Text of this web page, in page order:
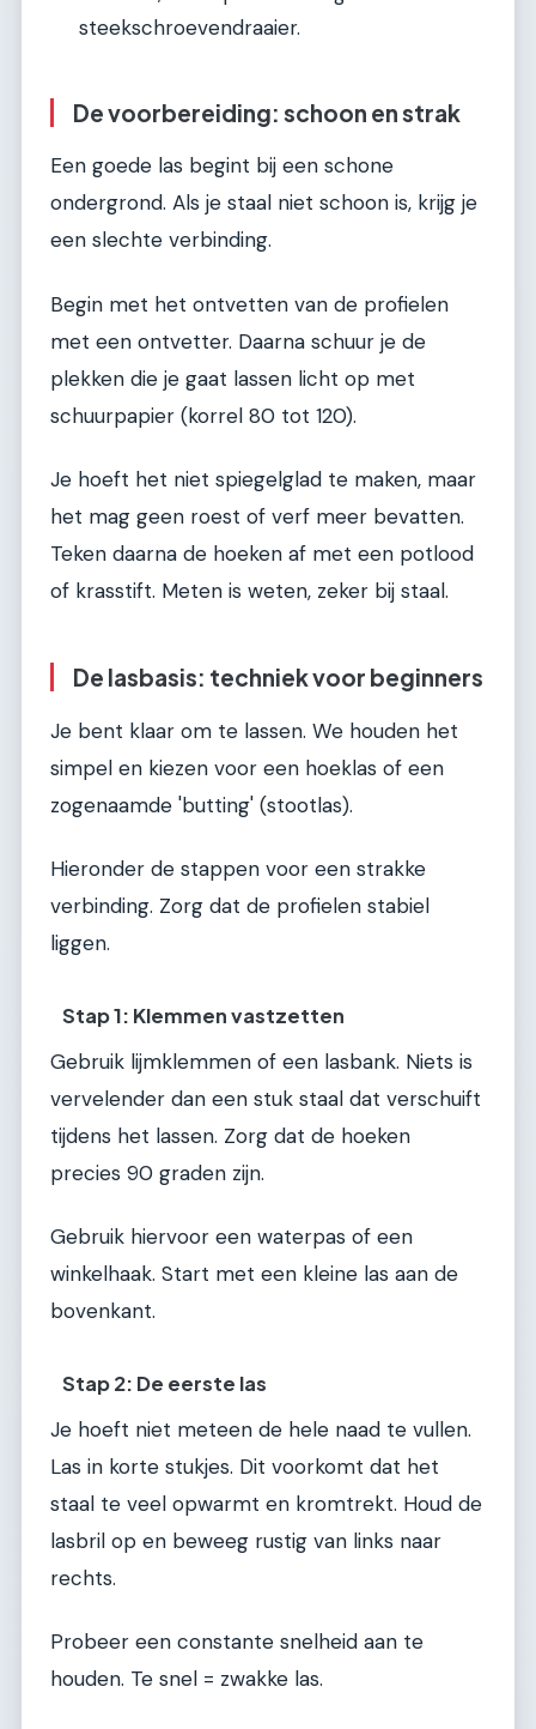
steekschroevendraaier.
De voorbereiding: schoon en strak
Een goede las begint bij een schone
ondergrond. Als je staal niet schoon is, krijg je
een slechte verbinding.
Begin met het ontvetten van de profielen
met een ontvetter. Daarna schuur je de
plekken die je gaat lassen licht op met
schuurpapier (korrel 80 tot 120).
Je hoeft het niet spiegelglad te maken, maar
het mag geen roest of verf meer bevatten.
Teken daarna de hoeken af met een potlood
of krasstift. Meten is weten, zeker bij staal.
De lasbasis: techniek voor beginners
Je bent klaar om te lassen. We houden het
simpel en kiezen voor een hoeklas of een
zogenaamde 'butting' (stootlas).
Hieronder de stappen voor een strakke
verbinding. Zorg dat de profielen stabiel
liggen.
Stap 1: Klemmen vastzetten
Gebruik lijmklemmen of een lasbank. Niets is
vervelender dan een stuk staal dat verschuift
tijdens het lassen. Zorg dat de hoeken
precies 90 graden zijn.
Gebruik hiervoor een waterpas of een
winkelhaak. Start met een kleine las aan de
bovenkant.
Stap 2: De eerste las
Je hoeft niet meteen de hele naad te vullen.
Las in korte stukjes. Dit voorkomt dat het
staal te veel opwarmt en kromtrekt. Houd de
lasbril op en beweeg rustig van links naar
rechts.
Probeer een constante snelheid aan te
houden. Te snel = zwakke las.